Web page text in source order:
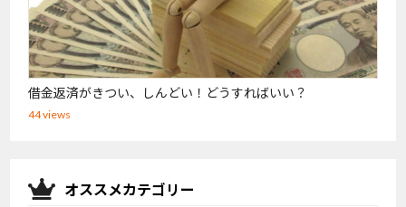
借金返済がきつい、しんどい！どうすればいい？
44 views
オススメカテゴリー